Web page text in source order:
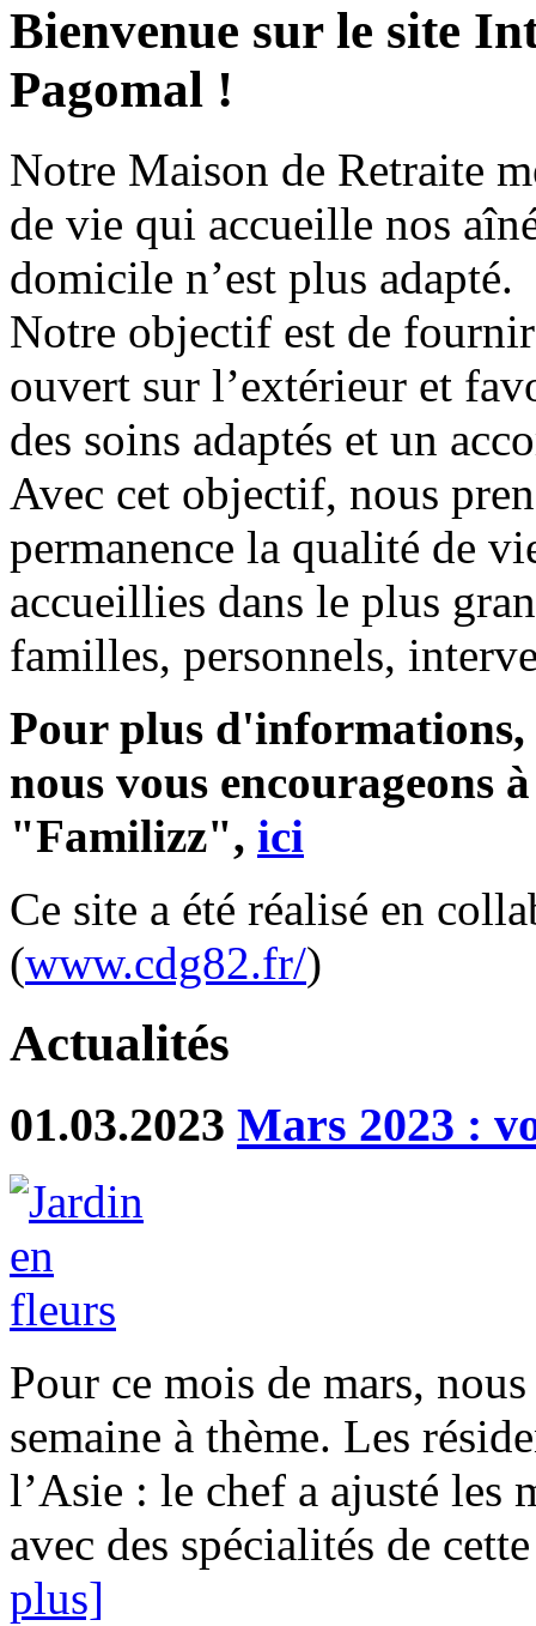
Bienvenue sur le site
Pagomal !
Notre Maison de Retraite
de vie qui accueille nos
domicile n’est plus adapté.
Notre objectif est de
ouvert sur l’extérieur et
des soins adaptés et un
Avec cet objectif, nous
permanence la qualité de
accueillies dans le plus
familles, personnels,
Pour plus d'informations,
nous vous encourageons
"Familizz", ici
Ce site a été réalisé en
(www.cdg82.fr/)
Actualités
01.03.2023 Mars 2023 :
Pour ce mois de mars,
semaine à thème. Les
l’Asie : le chef a ajusté les
avec des spécialités de
plus]